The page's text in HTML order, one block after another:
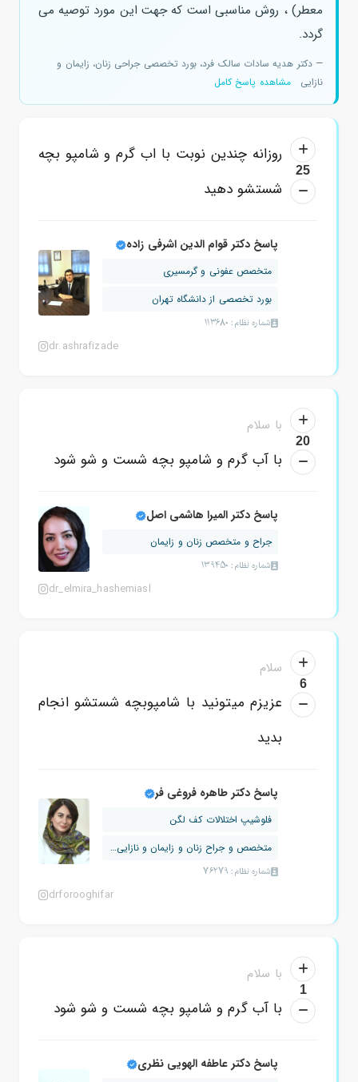
معطر) ، روش مناسبی است که جهت این مورد توصیه می
گردد.
— دکتر هدیه سادات سالک فرد، بورد تخصصی جراحی زنان، زایمان و
نازایی
مشاهده پاسخ کامل
25
روزانه چندین نوبت با اب گرم و شامپو بچه
شستشو دهید
پاسخ دکتر قوام الدین اشرفی زاده
متخصص عفونی و گرمسیری
بورد تخصصی از دانشگاه تهران
شماره نظام: 113680
dr.ashrafizade
20
با سلام
با آب گرم و شامپو بچه شست و شو شود
پاسخ دکتر المیرا هاشمی اصل
جراح و متخصص زنان و زایمان
شماره نظام: 139450
dr_elmira_hashemiasl
6
سلام
عزیزم میتونید با شامپوبچه شستشو انجام
بدید
پاسخ دکتر طاهره فروغی فر
فلوشیپ اختلالات کف لگن
متخصص و جراح زنان و زایمان و نازایی و...
شماره نظام: 76279
drforooghifar
1
با سلام
با آب گرم و شامپو بچه شست و شو شود
پاسخ دکتر عاطفه الهویی نظری